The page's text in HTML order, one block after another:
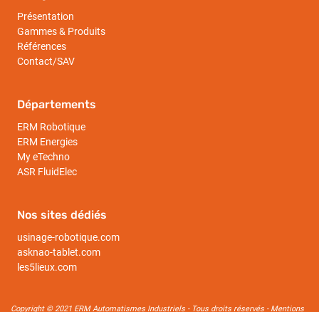
Présentation
Gammes & Produits
Références
Contact/SAV
Départements
ERM Robotique
ERM Energies
My eTechno
ASR FluidElec
Nos sites dédiés
usinage-robotique.com
asknao-tablet.com
les5lieux.com
Copyright © 2021 ERM Automatismes Industriels - Tous droits réservés - Mentions